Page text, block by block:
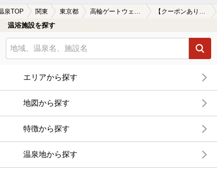
泉TOP 関東 東京都 高輪ゲートウェイ駅 【クーポンあり】高輪ゲートウェイ駅近くの温泉宿・温泉旅館・ホテルおすすめ(2026年版)
温浴施設を探す
エリアから探す
地図から探す
特徴から探す
温泉地から探す